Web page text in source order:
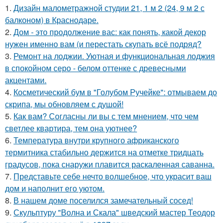
1. Дизайн малометражной студии 21, 1 м 2 (24, 9 м 2 с
балконом) в Краснодаре.
2. Дом - это продолжение вас: как понять, какой декор
нужен именно вам (и перестать скупать всё подряд?
3. Ремонт на лоджии. Уютная и функциональная лоджия
в спокойном серо - белом оттенке с древесными
акцентами.
4. Косметический бум в "Голубом Ручейке": отмываем до
скрипа, мы обновляем с душой!
5. Как вам? Согласны ли вы с тем мнением, что чем
светлее квартира, тем она уютнее?
6. Температура внутри крупного африканского
термитника стабильно держится на отметке тридцать
градусов, пока снаружи плавится раскаленная саванна.
7. Представьте себе нечто волшебное, что украсит ваш
дом и наполнит его уютом.
8. В нашем доме поселился замечательный сосед!
9. Скульптуру "Волна и Скала" шведский мастер Теодор